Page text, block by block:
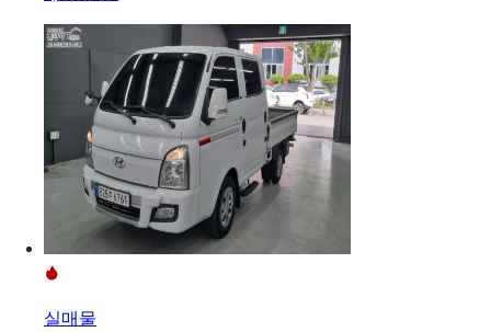
실매물